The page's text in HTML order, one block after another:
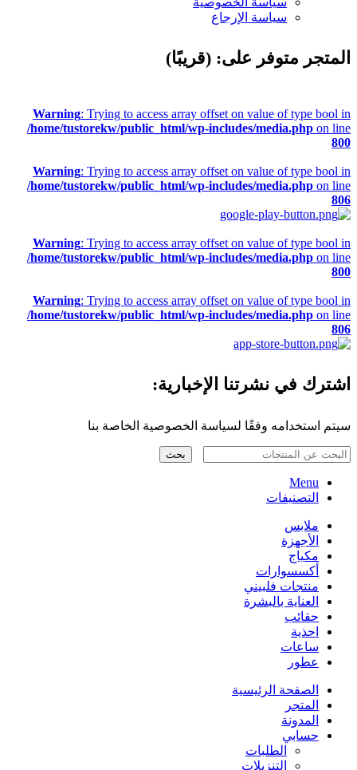
سياسة الإرجاع
المتجر متوفر على: (قريبًا)
Warning: Trying to access array offset on value of type bool in
/home/tustorekw/public_html/wp-includes/media.php on line
800
Warning: Trying to access array offset on value of type bool in
/home/tustorekw/public_html/wp-includes/media.php on line
806
Warning: Trying to access array offset on value of type bool in
/home/tustorekw/public_html/wp-includes/media.php on line
800
Warning: Trying to access array offset on value of type bool in
/home/tustorekw/public_html/wp-includes/media.php on line
806
اشترك في نشرتنا الإخبارية:
سيتم استخدامه وفقًا لسياسة الخصوصية الخاصة بنا
بحث
Menu
التصنيفات
ملابس
الأجهزة
مكياج
أكسسوارات
منتجات فلبيني
العناية بالبشرة
حقائب
احذية
ساعات
عطور
الصفحة الرئيسية
المتجر
المدونة
حسابي
الطلبات
التنزيلات